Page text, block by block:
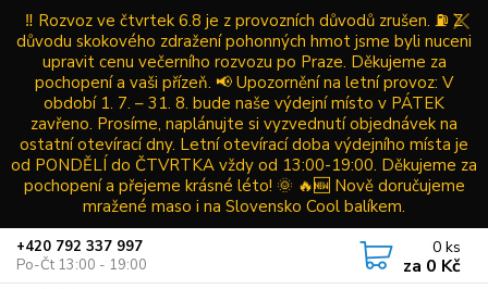
‼️ Rozvoz ve čtvrtek 6.8 je z provozních důvodů zrušen. ⛽ Z
důvodu skokového zdražení pohonných hmot jsme byli nuceni
upravit cenu večerního rozvozu po Praze. Děkujeme za
pochopení a vaši přízeň. 📢 Upozornění na letní provoz: V
období 1. 7. – 31. 8. bude naše výdejní místo v PÁTEK
zavřeno. Prosíme, naplánujte si vyzvednutí objednávek na
ostatní otevírací dny. Letní otevírací doba výdejního místa je
od PONDĚLÍ do ČTVRTKA vždy od 13:00-19:00. Děkujeme za
pochopení a přejeme krásné léto! 🌞 🔥🆕 Nově doručujeme
mražené maso i na Slovensko Cool balíkem.
+420 792 337 997
Po-Čt 13:00 - 19:00
0 ks
za 0 Kč